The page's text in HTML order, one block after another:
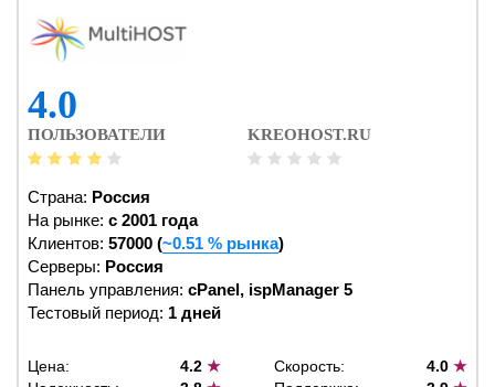
4.0
ПОЛЬЗОВАТЕЛИ KREOHOST.RU
Страна: Россия
На рынке: c 2001 года
Клиентов: 57000 (~0.51 % рынка)
Серверы: Россия
Панель управления: cPanel, ispManager 5
Тестовый период: 1 дней
Цена: 4.2★ Скорость: 4.0 ★